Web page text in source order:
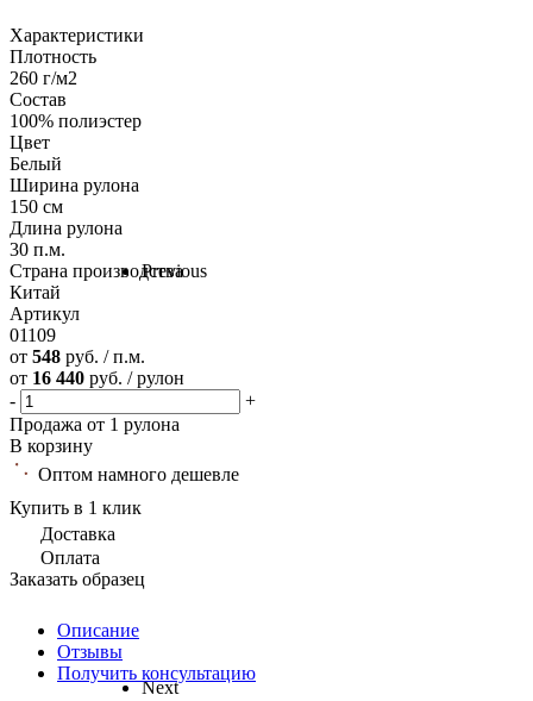
Previous
Next
Характеристики
Плотность
260 г/м2
Состав
100% полиэстер
Цвет
Белый
Ширина рулона
150 см
Длина рулона
30 п.м.
Страна производства
Китай
Артикул
01109
от 548 руб. / п.м.
от 16 440 руб. / рулон
-
+
Продажа от 1 рулона
В корзину
Оптом намного дешевле
Купить в 1 клик
Доставка
Оплата
Заказать образец
Описание
Отзывы
Получить консультацию